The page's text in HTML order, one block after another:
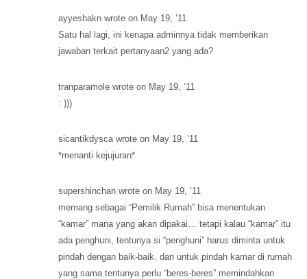
ayyeshakn wrote on May 19, ’11
Satu hal lagi, ini kenapa adminnya tidak memberikan
jawaban terkait pertanyaan2 yang ada?
tranparamole wrote on May 19, ’11
: )))
sicantikdysca wrote on May 19, ’11
*menanti kejujuran*
supershinchan wrote on May 19, ’11
memang sebagai “Pemilik Rumah” bisa menentukan
“kamar” mana yang akan dipakai… tetapi kalau “kamar” itu
ada penghuni, tentunya si “penghuni” harus diminta untuk
pindah dengan baik-baik. dan untuk pindah kamar di rumah
yang sama tentunya perlu “beres-beres” memindahkan